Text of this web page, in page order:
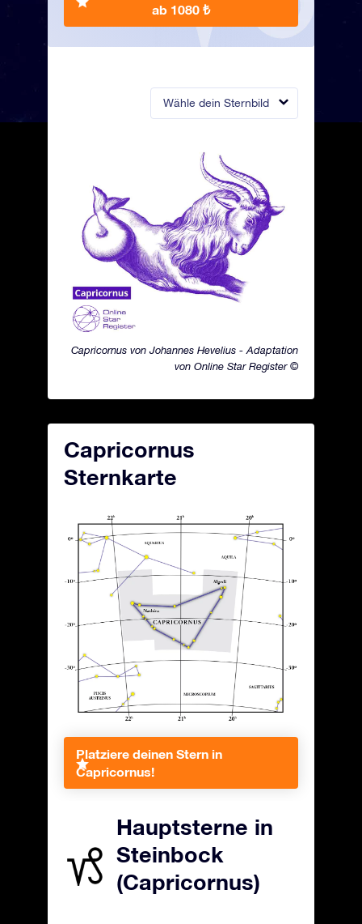
Wähle dein Sternbild
Capricornus von Johannes Hevelius - Adaptation
von Online Star Register ©
ab 1080 ₺
Capricornus
Sternkarte
Platziere deinen Stern in
Capricornus!
Hauptsterne in
Steinbock
(Capricornus)